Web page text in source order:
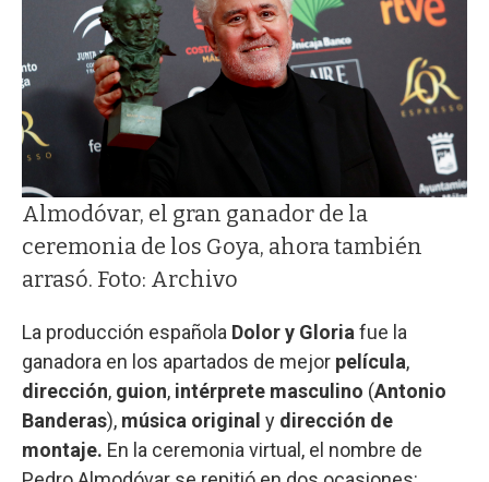
Almodóvar, el gran ganador de la
ceremonia de los Goya, ahora también
arrasó. Foto: Archivo
La producción española Dolor y Gloria fue la
ganadora en los apartados de mejor película,
dirección, guion, intérprete masculino (Antonio
Banderas), música original y dirección de
montaje. En la ceremonia virtual, el nombre de